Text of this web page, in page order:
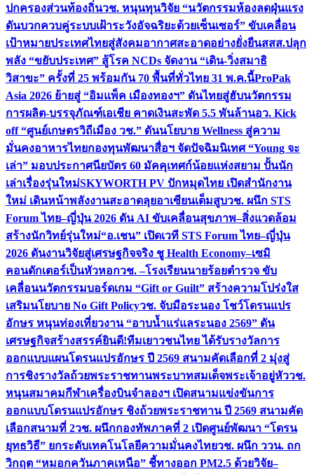
ปกครองส่วนท้องถิ่นวช. หนุนทุนวิจัย “นวัตกรรมห้องลดฝุ่นแรง
ดันบวกควบคู่ระบบเฝ้าระวังอัจฉริยะด้วยเซ็นเซอร์” ขับเคลื่อน
เป้าหมายประเทศไทยสู่สังคมอากาศสะอาดอย่างยั่งยืนสสส.ปลุก
พลัง “ขยับประเทศ” สู้โรค NCDs จัดงาน “เดิน-วิ่งสมาธิ
วิสาขะ” ครั้งที่ 25 พร้อมกัน 70 พื้นที่ทั่วไทย 31 พ.ค.นี้ProPak
Asia 2026 ย้ายสู่ “อิมแพ็ค เมืองทองฯ” ดันไทยสู่ฮับนวัตกรรม
การผลิต-บรรจุภัณฑ์เอเชีย คาดเงินสะพัด 5.5 พันล้านอว. Kick
off “ศูนย์เกษตรวิถีเมือง วช.” ดันนโยบาย Wellness สู่ความ
มั่นคงอาหารไทยกองทุนพัฒนาสื่อฯ จัดปัจฉิมนิเทศ “Young จะ
เล่า” มอบประกาศนียบัตร 60 มัคคุเทศก์น้อยแห่งสยาม ปั้นนัก
เล่าเรื่องรุ่นใหม่SKYWORTH PV ปักหมุดไทย เปิดสำนักงาน
ใหม่ เดินหน้าพลังงานสะอาดลุยอาเซียนเต็มสูบวช. ผนึก STS
Forum ไทย–ญี่ปุ่น 2026 ดัน AI ขับเคลื่อนสุขภาพ–สิ่งแวดล้อม
สร้างนักวิทย์รุ่นใหม่“อ.เชน” เปิดเวที STS Forum ไทย–ญี่ปุ่น
2026 ดันงานวิจัยสู่เศรษฐกิจจริง ชู Health Economy–เซมิ
คอนดักเตอร์เป็นหัวหอกวช. –โรงเรียนนายร้อยตำรวจ ขับ
เคลื่อนนวัตกรรมบอร์ดเกม “Gift or Guilt” สร้างความโปร่งใส
เสริมนโยบาย No Gift Policyวช. จับมือระนอง โชว์โดรนแปร
อักษร หนุนท่องเที่ยวงาน “อาบน้ำแร่แลระนอง 2569” ดัน
เศรษฐกิจสร้างสรรค์ยินดี!ทีมเยาวชนไทย ได้รับรางวัลการ
ออกแบบแผนโดรนแปรอักษร ปี 2569 สนามคัดเลือกที่ 2 มุ่งสู่
การชิงรางวัลถ้วยพระราชทานพระบาทสมเด็จพระเจ้าอยู่หัววช.
หนุนสมาคมกีฬาเครื่องบินจำลองฯ เปิดสนามแข่งขันการ
ออกแบบโดรนแปรอักษร ชิงถ้วยพระราชทาน ปี 2569 สนามคัด
เลือกสนามที่ 2วช. ผนึกกองทัพภาคที่ 2 เปิดศูนย์พัฒนา “โดรน
ยุทธวิธี” ยกระดับเทคโนโลยีความมั่นคงไทยวช. ผนึก ววน. ถก
วิกฤต “หมอกควันภาคเหนือ” ชี้ทางออก PM2.5 ด้วยวิจัย–